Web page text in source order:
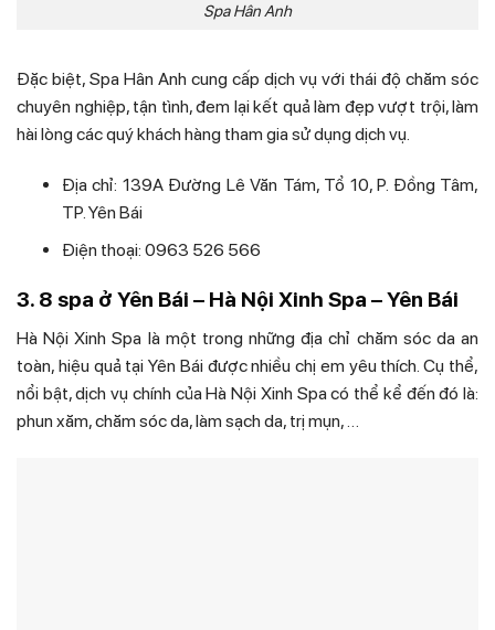
Spa Hân Anh
Đặc biệt, Spa Hân Anh cung cấp dịch vụ với thái độ chăm sóc
chuyên nghiệp, tận tình, đem lại kết quả làm đẹp vượt trội, làm
hài lòng các quý khách hàng tham gia sử dụng dịch vụ.
Địa chỉ: 139A Đường Lê Văn Tám, Tổ 10, P. Đồng Tâm,
TP. Yên Bái
Điện thoại: 0963 526 566
3. 8 spa ở Yên Bái – Hà Nội Xinh Spa – Yên Bái
Hà Nội Xinh Spa là một trong những địa chỉ chăm sóc da an
toàn, hiệu quả tại Yên Bái được nhiều chị em yêu thích. Cụ thể,
nổi bật, dịch vụ chính của Hà Nội Xinh Spa có thể kể đến đó là:
phun xăm, chăm sóc da, làm sạch da, trị mụn, …